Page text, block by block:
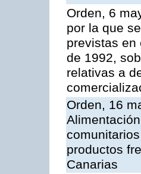
Orden, 6
por la que
previstas en
de 1992,
relativas a
Orden, 16
productos
Canarias